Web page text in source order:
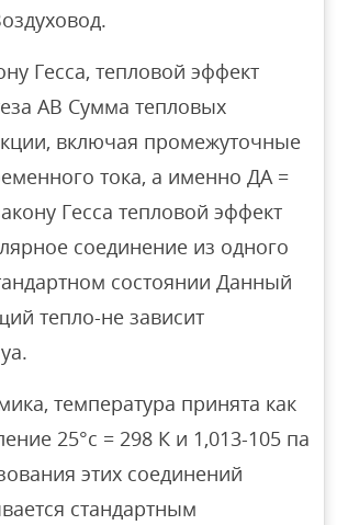
Гесса, тепловой эффект
АВ Сумма тепловых
включая промежуточные
тока, а именно ДА =
Гесса тепловой эффект
соединение из одного
состоянии Данный
тепло-не зависит
температура принята как
25°с = 298 К и 1,013-105 па
этих соединений
стандартным